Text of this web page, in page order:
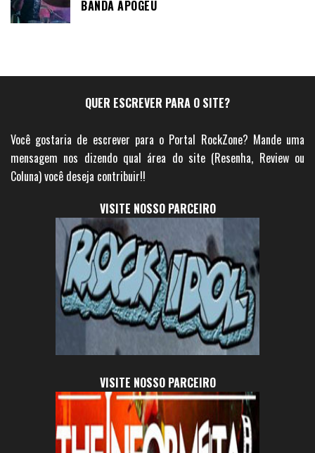
BANDA APOGEU
QUER ESCREVER PARA O SITE?
Você gostaria de escrever para o Portal RockZone? Mande uma
mensagem nos dizendo qual área do site (Resenha, Review ou
Coluna) você deseja contribuir!!
VISITE NOSSO PARCEIRO
VISITE NOSSO PARCEIRO